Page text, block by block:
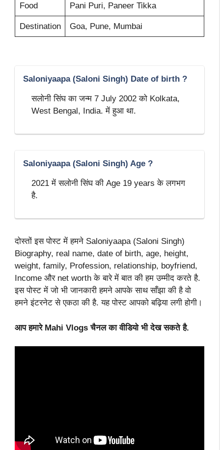
Food Pani Puri, Paneer Tikka
Destination Goa, Pune, Mumbai
Saloniyaapa (Saloni Singh) Date of birth ?
सलोनी सिंघ का जन्म 7 July 2002 को Kolkata,
West Bengal, India. में हुआ था.
Saloniyaapa (Saloni Singh) Age ?
2021 में सलोनी सिंघ की Age 19 years के लगभग
है.
दोस्तों इस पोस्ट में हमने Saloniyaapa (Saloni Singh)
Biography, real name, date of birth, age, height,
weight, family, Profession, relationship, boyfriend,
Income और net worth के बारे में बात की हम उम्मीद करते है.
इस पोस्ट में जो भी जानकारी हमने आपके साथ साँझा की है वो
हमने इंटरनेट से एकठा की है. यह पोस्ट आपको बढ़िया लगी होगी।
आप हमारे Mahi Vlogs चैनल का वीडियो भी देख सकते है.